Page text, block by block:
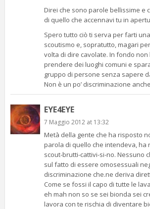
Direi che sono parole bellissime e
di quello che accennavi tu in
Spero tutto ciò ti serva per farti
scoutismo e, sopratutto, magari
volta di dire cavolate. In fondo
prendere dei luoghi comuni e
gruppo di persone senza sapere
Non è un po’ discriminazione
EYE4EYE
7 Maggio 2012 at 13:32
Metà della gente che ha risposto
parola di quello che intendeva, ha
scout-brutti-cattivi-si-no. Nessuno
sul fatto di essere omosessuali
discriminazione che.ne deriva
Come se fossi il capo di tutte le
eh mah non so se sei bionda sei
lavora con te rischia di diventare